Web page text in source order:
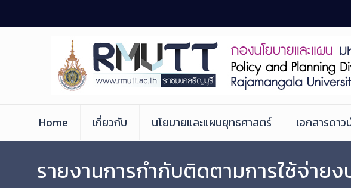
to
Home เกี่ยวกับ นโยบายและแผนยุทธศาสตร์ เอกสารดา
รายงานการกำกับติดตามการใช้จ่าย